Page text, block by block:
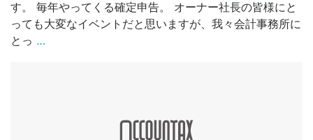
す。 毎年やってくる確定申告。 オーナー社長の皆様にと
っても大変なイベントだと思いますが、我々会計事務所に
とっ …